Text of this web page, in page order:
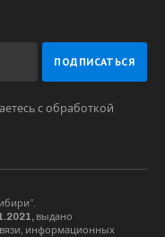
с обработкой
выдано
информационных